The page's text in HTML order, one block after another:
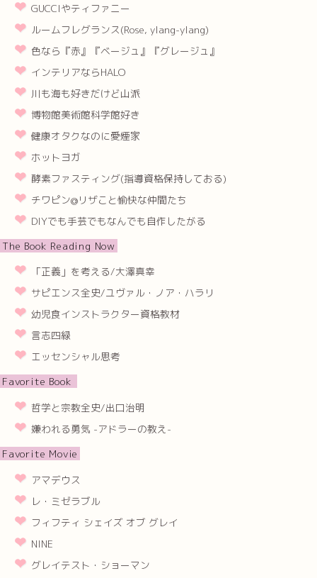
GUCCIやティファニー
ルームフレグランス(Rose, ylang-ylang)
色なら『赤』『ベージュ』『グレージュ』
インテリアならHALO
川も海も好きだけど山派
博物館美術館科学館好き
健康オタクなのに愛煙家
ホットヨガ
酵素ファスティング(指導資格保持しておる)
チワピン@リザこと愉快な仲間たち
DIYでも手芸でもなんでも自作したがる
The Book Reading Now
「正義」を考える/大澤真幸
サピエンス全史/ユヴァル・ノア・ハラリ
幼児食インストラクター資格教材
言志四緑
エッセンシャル思考
Favorite Book
哲学と宗教全史/出口治明
嫌われる勇気 -アドラーの教え-
Favorite Movie
アマデウス
レ・ミゼラブル
フィフティ シェイズ オブ グレイ
NINE
グレイテスト・ショーマン